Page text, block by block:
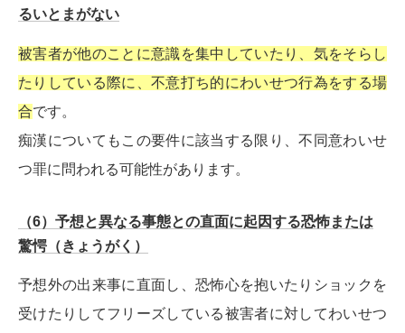
るいとまがない
被害者が他のことに意識を集中していたり、気をそらし
たりしている際に、不意打ち的にわいせつ行為をする場
合です。
痴漢についてもこの要件に該当する限り、不同意わいせ
つ罪に問われる可能性があります。
（6）予想と異なる事態との直面に起因する恐怖または
驚愕（きょうがく）
予想外の出来事に直面し、恐怖心を抱いたりショックを
受けたりしてフリーズしている被害者に対してわいせつ